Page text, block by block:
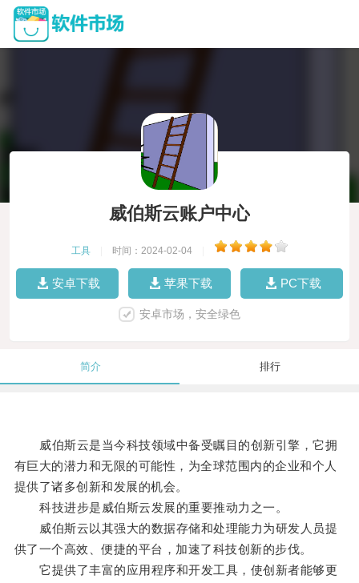
威伯斯云账户中心
工具 时间：2024-02-04
安卓下载 苹果下载 PC下载
安卓市场，安全绿色
简介 排行
威伯斯云是当今科技领域中备受瞩目的创新引擎，它拥
有巨大的潜力和无限的可能性，为全球范围内的企业和个人
提供了诸多创新和发展的机会。
科技进步是威伯斯云发展的重要推动力之一。
威伯斯云以其强大的数据存储和处理能力为研发人员提
供了一个高效、便捷的平台，加速了科技创新的步伐。
它提供了丰富的应用程序和开发工具，使创新者能够更